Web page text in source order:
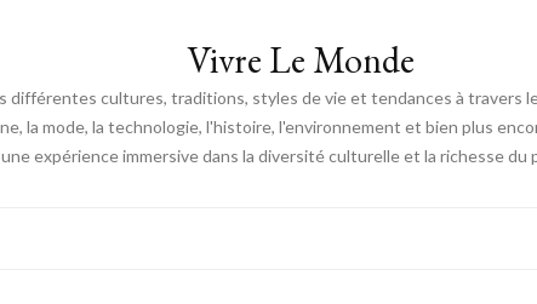
Vivre Le Monde
cultures, traditions, styles de vie et tendances à travers
la mode, la technologie, l'histoire, l'environnement et bien plus
expérience immersive dans la diversité culturelle et la richesse du